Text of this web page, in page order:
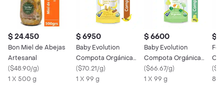
$ 24.450
Bon Miel de Abejas
Artesanal
($48.90/g)
1 X 500 g
$ 6950
Baby Evolution
Compota Orgánica
Banano Avena. 0g de
azúcar añadido.
($70.21/g)
1 X 99 g
$ 6600
Baby Evolution
Compota Orgánica
Pera Mango Espinaca.
0g de azúcar añadido.
($66.67/g)
1 X 99 g
$
(